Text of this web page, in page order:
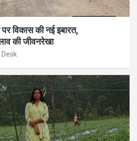
विकास की नई इबारत,
की जीवनरेखा
Desk